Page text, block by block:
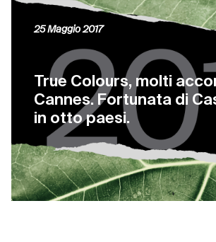
True Colours, molti
Cannes. Fortunata di
in otto paesi.
25 Maggio 2017